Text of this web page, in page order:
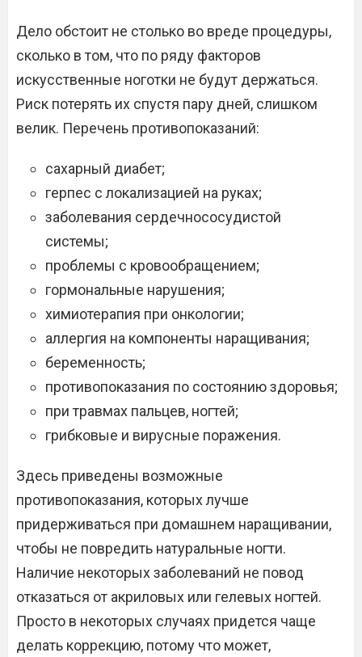
Дело обстоит не столько во вреде процедуры,
сколько в том, что по ряду факторов
искусственные ноготки не будут держаться.
Риск потерять их спустя пару дней, слишком
велик. Перечень противопоказаний:
сахарный диабет;
герпес с локализацией на руках;
заболевания сердечнососудистой
системы;
проблемы с кровообращением;
гормональные нарушения;
химиотерапия при онкологии;
аллергия на компоненты наращивания;
беременность;
противопоказания по состоянию здоровья;
при травмах пальцев, ногтей;
грибковые и вирусные поражения.
Здесь приведены возможные
противопоказания, которых лучше
придерживаться при домашнем наращивании,
чтобы не повредить натуральные ногти.
Наличие некоторых заболеваний не повод
отказаться от акриловых или гелевых ногтей.
Просто в некоторых случаях придется чаще
делать коррекцию, потому что может,